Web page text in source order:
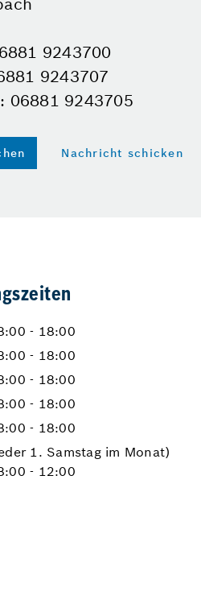
9243700
9243707
06881 9243705
Nachricht schicken
- 18:00
- 18:00
- 18:00
- 18:00
- 18:00
1. Samstag im Monat)
- 12:00